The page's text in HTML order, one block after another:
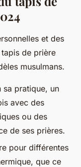
et des
de prière
musulmans.
sa pratique, un
avec des
ou des
de ses prières.
pour différentes
que ce